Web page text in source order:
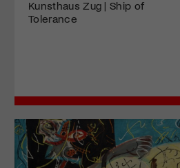
Kunsthaus Zug | Ship of
Tolerance